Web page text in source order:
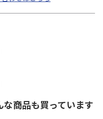
商品も買っています